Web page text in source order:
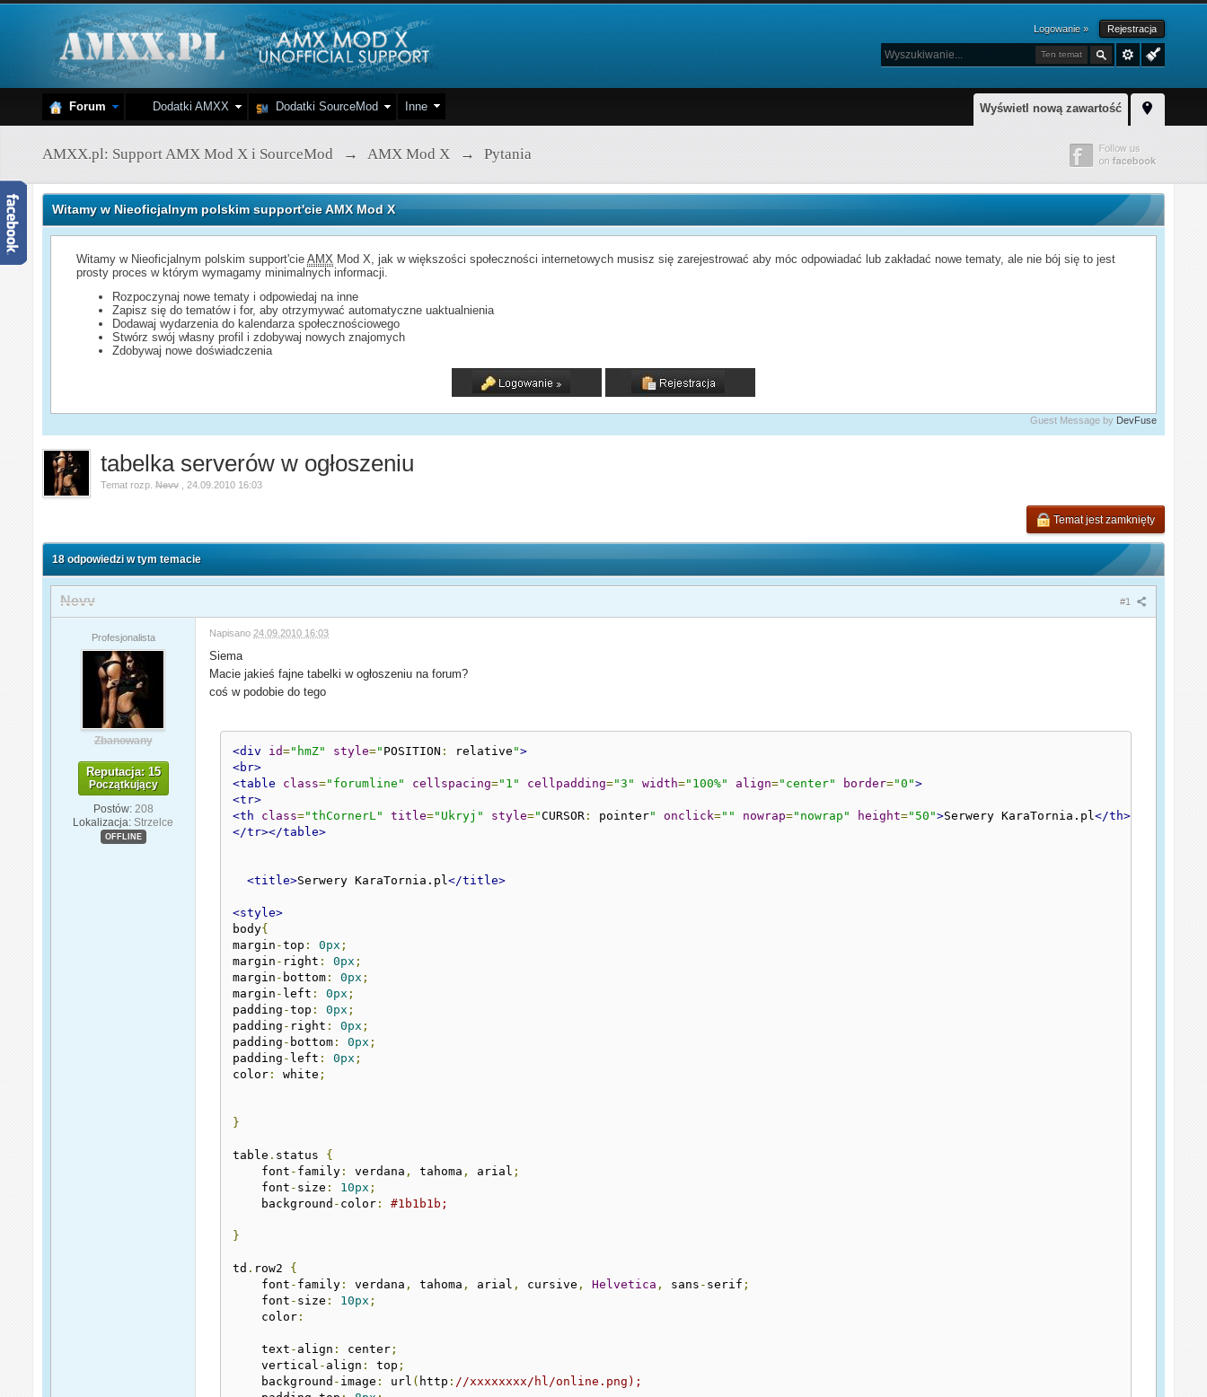
Logowanie » Rejestracja
Ten temat
Wyświetl nową zawartość
Forum Dodatki AMXX Dodatki SourceMod Inne
AMXX.pl: Support AMX Mod X i SourceMod → AMX Mod X → Pytania
Witamy w Nieoficjalnym polskim support'cie AMX Mod X
Witamy w Nieoficjalnym polskim support'cieAMX Mod X, jak w większości społeczności internetowych musisz się zarejestrować aby móc odpowiadać lub zakładać nowe tematy, ale nie bój się to jest
prosty proces w którym wymagamy minimalnych informacji.
Rozpoczynaj nowe tematy i odpowiedaj na inne
Zapisz się do tematów i for, aby otrzymywać automatyczne uaktualnienia
Dodawaj wydarzenia do kalendarza społecznościowego
Stwórz swój własny profil i zdobywaj nowych znajomych
Zdobywaj nowe doświadczenia
Guest Message by DevFuse
tabelka serverów w ogłoszeniu
Temat rozp.Nevv 24.09.2010 16:03
Temat jest zamknięty
18 odpowiedzi w tym temacie
#1
Nevv
Profesjonalista
Zbanowany
Reputacja: 15
Początkujący
Postów: 208
Lokalizacja: Strzelce
OFFLINE
Napisano 24.09.2010 16:03
Siema
Macie jakieś fajne tabelki w ogłoszeniu na forum?
coś w podobie do tego
<div id="hmZ" style=" POSITION : relative ">
<br>
<table
class="forumline" cellspacing="1" cellpadding="3" width="100%" align="center" border="0">
<tr>
<th
class="thCornerL" title="Ukryj" style="CURSOR : pointer" onclick="" nowrap="nowrap" height="50">Serwery KaraTornia.pl</th>
</tr></table>
<title>Serwery KaraTornia.pl</title>
<style>
body{
margin -top : 0px ;
margin - right : 0px ;
margin - bottom : 0px ;
margin - left : 0px ;
padding -top : 0px ;
padding - right : 0px ;
padding - bottom : 0px ;
padding - left : 0px ;
color : white ;
}
table . status {
    font
- family : verdana , tahoma , arial ;
    font
- size : 10px ;
    background
- color : #1b1b1b;
}
td . row2 {
    font
- family : verdana , tahoma , arial , cursive , Helvetica , sans - serif ;
    font
- size : 10px ;
    color
:
    text
- align : center ;
    vertical
- align : top ;
    background
- image : url ( http : //xxxxxxxx/hl/online.png);